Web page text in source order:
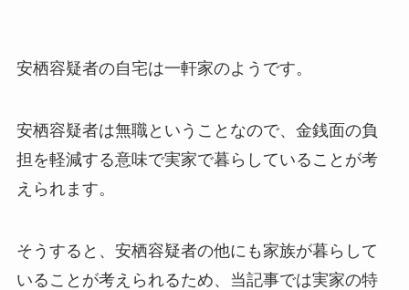
安栖容疑者の自宅は一軒家のようです。
安栖容疑者は無職ということなので、金銭面の負
担を軽減する意味で実家で暮らしていることが考
えられます。
そうすると、安栖容疑者の他にも家族が暮らして
いることが考えられるため、当記事では実家の特